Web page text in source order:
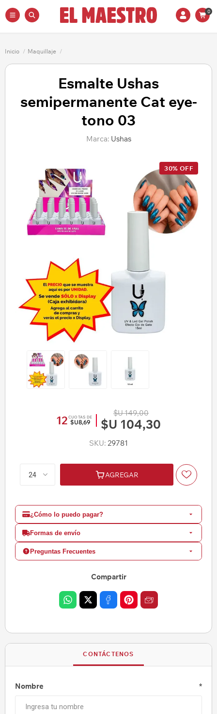
0
Inicio / Maquillaje /
Esmalte Ushas
semipermanente Cat eye-
tono 03
Marca: Ushas
30% OFF
12 CUOTAS DE
$U8,69
$U 149,00
$U 104,30
SKU: 29781
AGREGAR
¿Cómo lo puedo pagar?
Formas de envío
Preguntas Frecuentes
Compartir
CONTÁCTENOS
Nombre *